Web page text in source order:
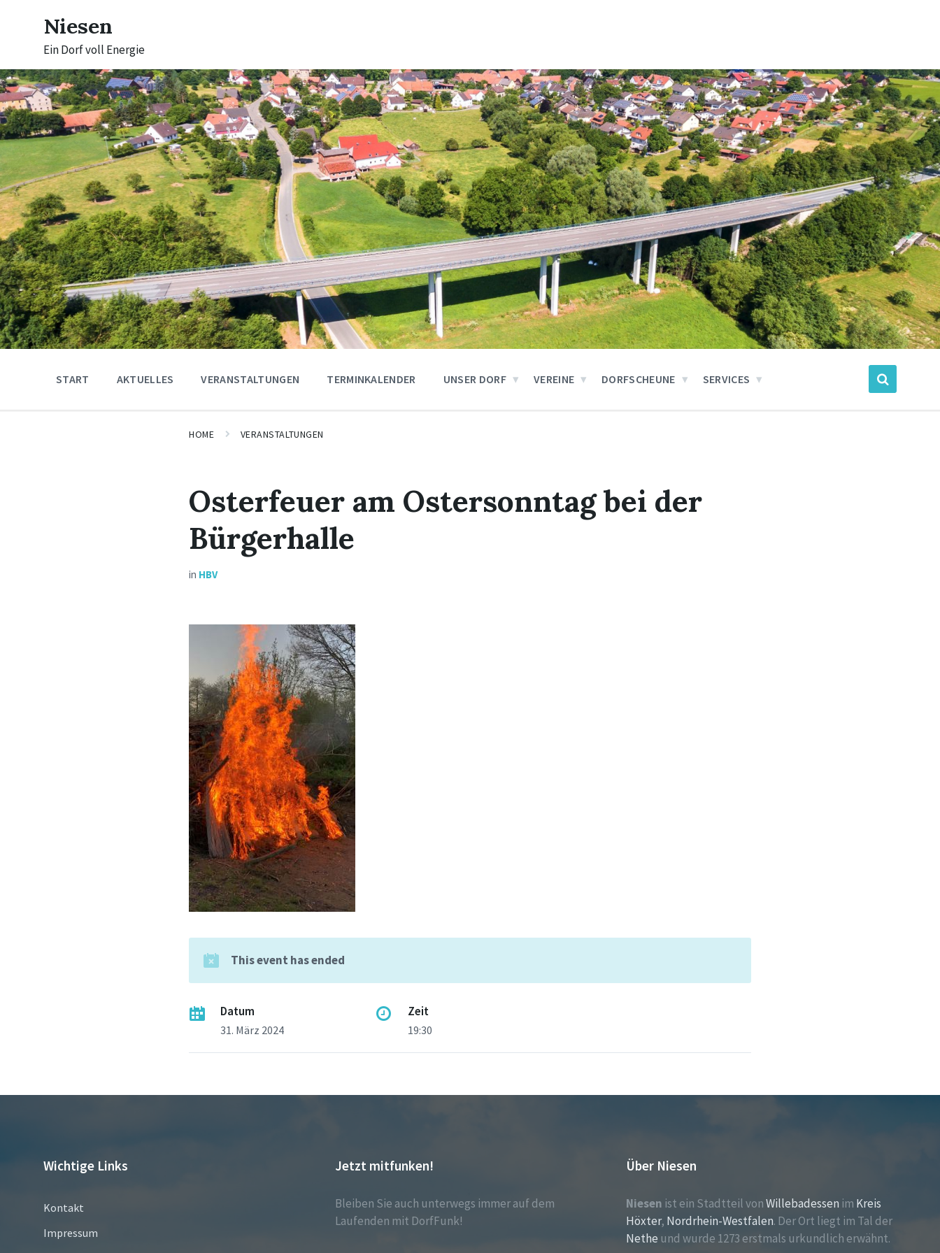
navigation
Niesen
Ein Dorf voll Energie
START AKTUELLES VERANSTALTUNGEN TERMINKALENDER UNSER DORF VEREINE DORFSCHEUNE SERVICES
HOME VERANSTALTUNGEN
Osterfeuer am Ostersonntag bei der
Bürgerhalle
in HBV
This event has ended
Datum
31. März 2024
Zeit
19:30
Wichtige Links
Kontakt
Impressum
Jetzt mitfunken!
Bleiben Sie auch unterwegs immer auf dem
Laufenden mit DorfFunk!
Über Niesen
Niesen ist ein Stadtteil vonWillebadessen im Kreis
Höxter, Nordrhein-Westfalen. Der Ort liegt im Tal der
Nethe und wurde 1273 erstmals urkundlich erwähnt.